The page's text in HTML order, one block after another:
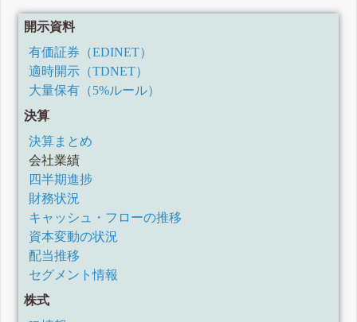
開示資料
有価証券（EDINET）
適時開示（TDNET）
大量保有（5%ルール）
決算
決算まとめ
会社業績
四半期進捗
財務状況
キャッシュ・フローの推移
資本変動の状況
配当推移
セグメント情報
株式